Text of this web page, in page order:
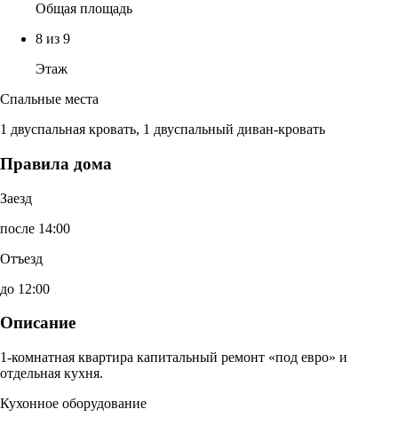
Общая площадь
8 из 9
Этаж
Спальные места
1 двуспальная кровать, 1 двуспальный диван-кровать
Правила дома
Заезд
после 14:00
Отъезд
до 12:00
Описание
1-комнатная квартира капитальный ремонт «под евро» и
отдельная кухня.
Кухонное оборудование